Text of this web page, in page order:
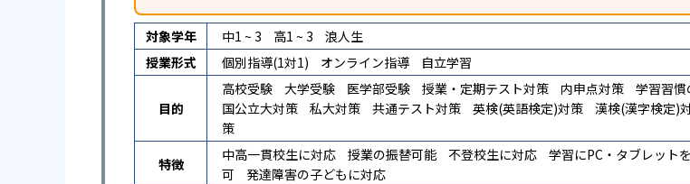
対象学年 中1 ~ 3 高1 ~ 3
浪人生
授業形式
個別指導(1対1) オンライン指導 自立学習
目的
高校受験 大学受験 医学部受験 授業・定期テスト対策 内申点対策 学習習慣
国公立大対策
私大対策 共通テスト対策 英検(英語検定)対策 漢検(漢字検定)
策
特徴
中高一貫校生に対応 授業の振替可能 不登校生に対応 学習にPC・タブレット
可
発達障害の子どもに対応